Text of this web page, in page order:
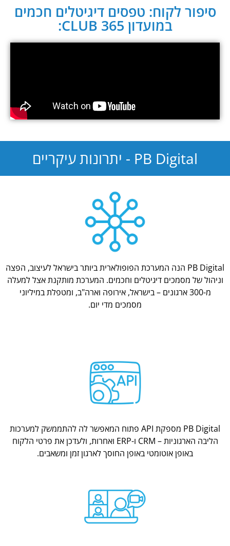
סיפור לקוח: טפסים דיגיטלים חכמים
במועדון CLUB 365:
PB Digital - יתרונות עיקריים
PB Digital הנה המערכת הפופולארית ביותר בישראל לעיצוב, הפצה
וניהול של מסמכים דיגיטלים וחכמים. המערכת מותקנת אצל למעלה
מ-300 ארגונים – בישראל, אירופה וארה"ב, ומטפלת במיליוני
מסמכים מדי יום.
PB Digital מספקת API פתוח המאפשר לה להתממשק למערכות
הליבה הארגוניות – CRM ו-ERP ואחרות, ולעדכן את פרטי הלקוח
באופן אוטומטי באופן החוסך לארגון זמן ומשאבים.